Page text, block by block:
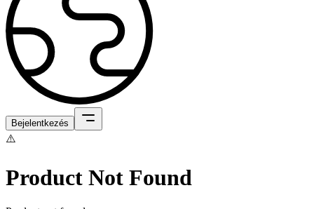
Bejelentkezés
⚠️
Product Not Found